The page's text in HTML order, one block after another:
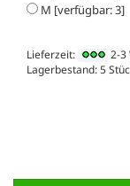
M [verfügbar: 3]
Lieferzeit: 2-3
Lagerbestand: 5